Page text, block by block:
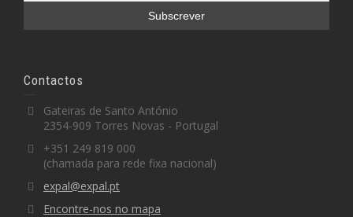
Contactos
Gateiras de Santo António
2354-909 Torres Novas - Portugal
+351 249 819 000
(chamada para rede fixa nacional)
expal@expal.pt
Encontre-nos no mapa